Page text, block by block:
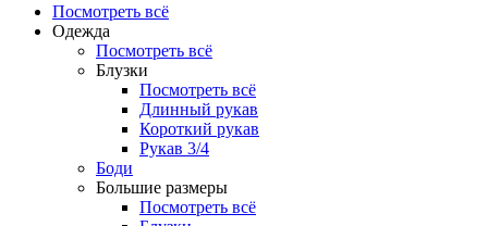
Посмотреть всё
Одежда
Посмотреть всё
Блузки
Посмотреть всё
Длинный рукав
Короткий рукав
Рукав 3/4
Боди
Большие размеры
Посмотреть всё